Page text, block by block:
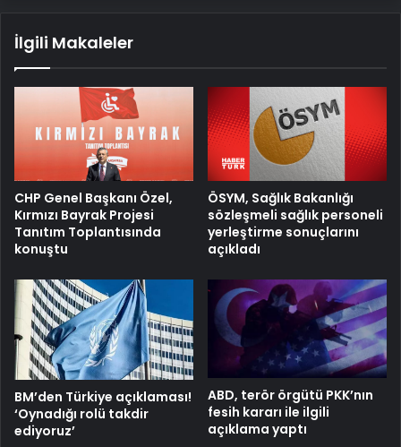
İlgili Makaleler
CHP Genel Başkanı Özel,
Kırmızı Bayrak Projesi
Tanıtım Toplantısında
konuştu
ÖSYM, Sağlık Bakanlığı
sözleşmeli sağlık personeli
yerleştirme sonuçlarını
açıkladı
BM’den Türkiye açıklaması!
‘Oynadığı rolü takdir
ediyoruz’
ABD, terör örgütü PKK’nın
fesih kararı ile ilgili
açıklama yaptı